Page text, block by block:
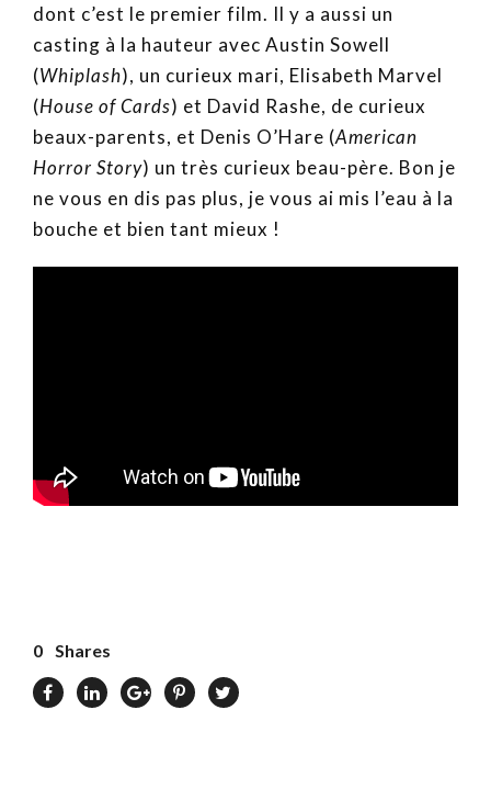
dont c’est le premier film. Il y a aussi un
casting à la hauteur avec Austin Sowell
(Whiplash), un curieux mari, Elisabeth Marvel
(House of Cards) et David Rashe, de curieux
beaux-parents, et Denis O’Hare (American
Horror Story) un très curieux beau-père. Bon je
ne vous en dis pas plus, je vous ai mis l’eau à la
bouche et bien tant mieux !
0 Shares